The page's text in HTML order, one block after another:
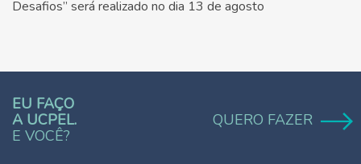
Desafios” será realizado no dia 13 de agosto
EU FAÇO
A UCPEL.
E VOCÊ?
QUERO FAZER